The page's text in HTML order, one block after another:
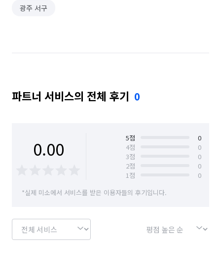
광주 서구
파트너 서비스의 전체 후기 0
0.00 5점
0
4점
0
3점
0
2점
0
1점
0
*실제 미소에서 서비스를 받은 이용자들의 후기입니다.